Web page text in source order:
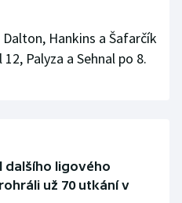
Hankins a Šafarčík
Palyza a Sehnal po 8.
dalšího ligového
už 70 utkání v